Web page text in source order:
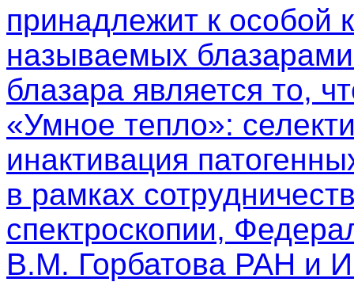
принадлежит к особой
называемых
блазара является то,
«Умное тепло»:
инактивация
в рамках
спектроскопии,
В.М. Горбатова РАН и